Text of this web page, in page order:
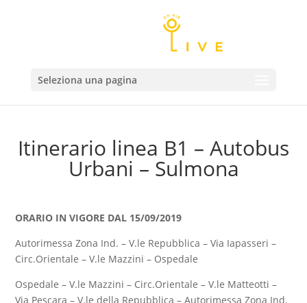
Seleziona una pagina
Itinerario linea B1 – Autobus
Urbani – Sulmona
ORARIO IN VIGORE DAL 15/09/2019
Autorimessa Zona Ind. – V.le Repubblica – Via Iapasseri –
Circ.Orientale – V.le Mazzini – Ospedale
Ospedale – V.le Mazzini – Circ.Orientale – V.le Matteotti –
Via Pescara – V.le della Repubblica – Autorimessa Zona Ind.